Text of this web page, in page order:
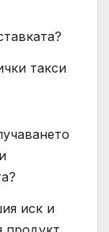
такси
иск и